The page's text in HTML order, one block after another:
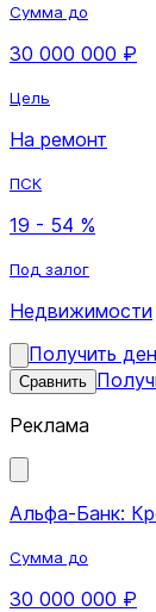
Сумма до
30 000 000 ₽
Цель
На ремонт
ПСК
19 - 54 %
Под залог
Недвижимости
Получить
Сравнить
Реклама
Альфа-Банк:
Сумма до
30 000 000 ₽